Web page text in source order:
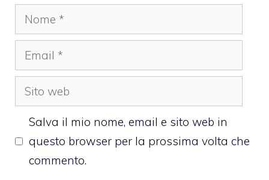
Nome
Email
Sito
web
Salva il mio nome, email e sito web in
questo browser per la prossima volta che
commento.